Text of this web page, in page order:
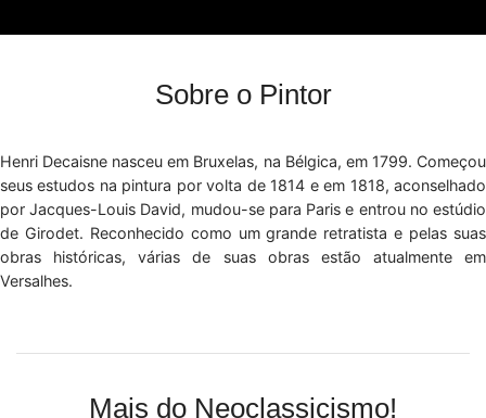
Sobre o Pintor
Henri Decaisne nasceu em Bruxelas, na Bélgica, em 1799. Começou
seus estudos na pintura por volta de 1814 e em 1818, aconselhado
por Jacques-Louis David, mudou-se para Paris e entrou no estúdio
de Girodet. Reconhecido como um grande retratista e pelas suas
obras históricas, várias de suas obras estão atualmente em
Versalhes.
Mais do Neoclassicismo!